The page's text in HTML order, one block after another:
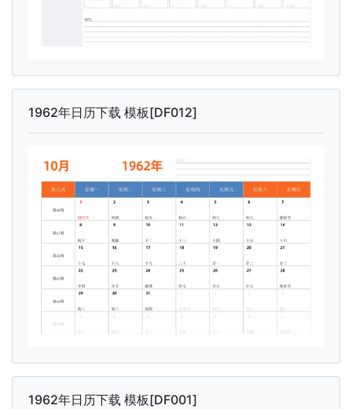
1962年日历下载 模板[DF012]
1962年日历下载 模板[DF001]